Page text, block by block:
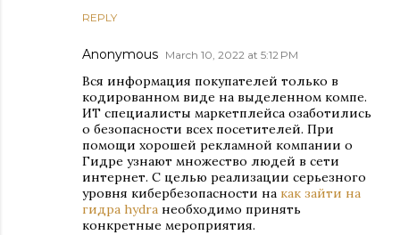
REPLY
Anonymous March 10, 2022 at 5:12 PM
Вся информация покупателей только в
кодированном виде на выделенном компе.
ИТ специалисты маркетплейса озаботились
о безопасности всех посетителей. При
помощи хорошей рекламной компании о
Гидре узнают множество людей в сети
интернет. С целью реализации серьезного
уровня кибербезопасности на как зайти на
гидра hydra необходимо принять
конкретные мероприятия.